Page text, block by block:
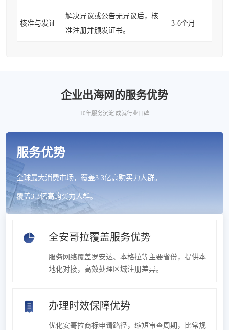
核准与发证
解决异议或公告无异议后，核
准注册并颁发证书。
3-6个月
企业出海网的服务优势
10年服务沉淀 成就行业口碑
服务优势
全球最大消费市场，覆盖3.3亿高购买力人群。
覆盖3.3亿高购买力人群。
全安哥拉覆盖服务优势
服务网络覆盖罗安达、本格拉等主要省份，提供本
地化对接，高效处理区域注册差异。
办理时效保障优势
优化安哥拉商标申请路径，缩短审查周期，比常规